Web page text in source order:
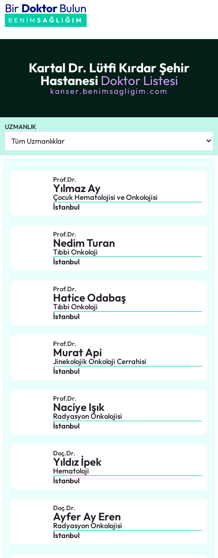
Bir DoktorBulun
BENİM SAĞLIĞIM
Kartal Dr. Lütfi Kırdar Şehir
Hastanesi Doktor Listesi
kanser.benimsagligim.com
UZMANLIK
Prof.Dr.
Yılmaz Ay
Çocuk Hematolojisi ve Onkolojisi
İstanbul
Prof.Dr.
Nedim Turan
Tıbbi Onkoloji
İstanbul
Prof.Dr.
Hatice Odabaş
Tıbbi Onkoloji
İstanbul
Prof.Dr.
Murat Api
Jinekolojik Onkoloji Cerrahisi
İstanbul
Prof.Dr.
Naciye Işık
Radyasyon Onkolojisi
İstanbul
Doç.Dr.
Yıldız İpek
Hematoloji
İstanbul
Doç.Dr.
Ayfer Ay Eren
Radyasyon Onkolojisi
İstanbul